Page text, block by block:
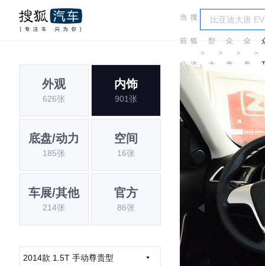
当
前
位
置:
搜
狐
汽
＞
车
型
大
全
＞
众
泰
＞
众
泰
＞
外观
626张
内饰
901张
底盘/动力
185张
空间
16张
车展/其他
214张
官方
86张
2014款 1.5T 手动尊贵型